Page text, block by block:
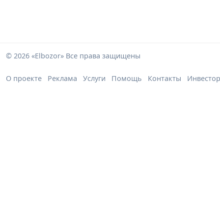
© 2026 «Elbozor» Все права защищены
О проекте Реклама Услуги Помощь Контакты